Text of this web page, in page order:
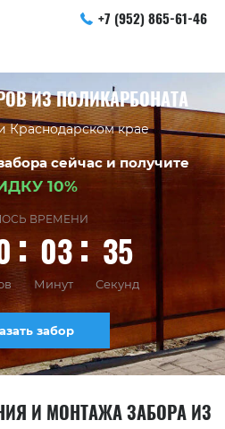
+7 (952) 865-61-46
ИЗ ПОЛИКАРБОНАТА
Краснодарском крае
сейчас и получите
10%
ВРЕМЕНИ
03 34
Минут Секунд
забор
И МОНТАЖА ЗАБОРА ИЗ